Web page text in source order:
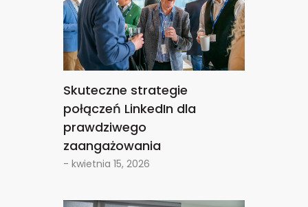
Skuteczne strategie
połączeń LinkedIn dla
prawdziwego
zaangażowania
- kwietnia 15, 2026